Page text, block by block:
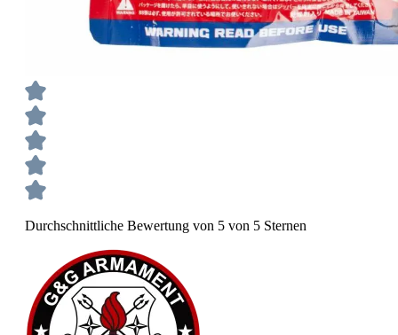
Durchschnittliche Bewertung von 5 von 5 Sternen